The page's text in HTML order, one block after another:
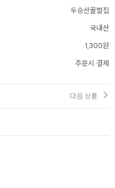
두승산꿀벌집
국내산
1,300원
주문시 결제
다음 상품